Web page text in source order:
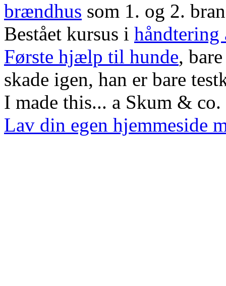
brændhus som 1. og 2.
Bestået kursus i håndtering
Første hjælp til hunde,
skade igen, han er bare
I made this... a Skum &
Lav din egen hjemmeside